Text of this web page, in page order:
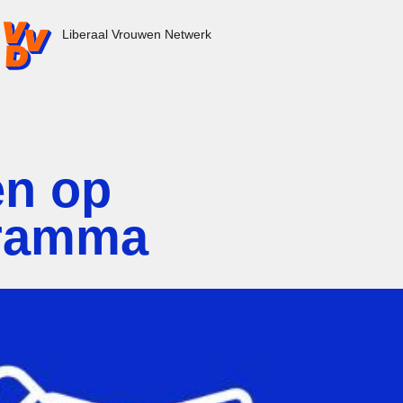
- Ga naar de homepage
Liberaal Vrouwen Netwerk
op